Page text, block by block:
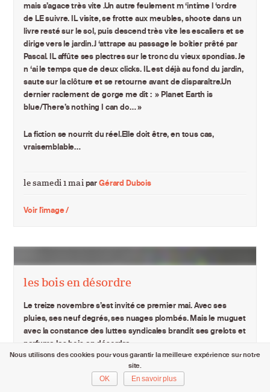
mais s’agace très vite .Un autre feulement m ‘intime l ‘ordre
de LE suivre. IL visite, se frotte aux meubles, shoote dans un
livre resté sur le sol, puis descend très vite les escaliers et se
dirige vers le jardin.J ‘attrape au passage le boîtier prêté par
Pascal. IL affûte ses plectres sur le tronc du vieux spondias. Je
n ‘ai le temps que de deux clicks. IL est déjà au fond du jardin,
saute sur la clôture et se retourne avant de disparaître.Un
dernier raclement de gorge me dit : » Planet Earth is
blue/There’s nothing I can do… »
La fiction se nourrit du réel.Elle doit être, en tous cas,
vraisemblable…
le samedi 1 maiparGérard Dubois
Voir l'image /
les bois en désordre
Le treize novembre s’est invité ce premier mai. Avec ses
pluies, ses neuf degrés, ses nuages plombés. Mais le muguet
avec la constance des luttes syndicales brandit ses grelots et
parfume les bois en désordre.
Francis Traunig
Nous utilisons des cookies pour vous garantir la meilleure expérience sur notre
site.
OK
En savoir plus